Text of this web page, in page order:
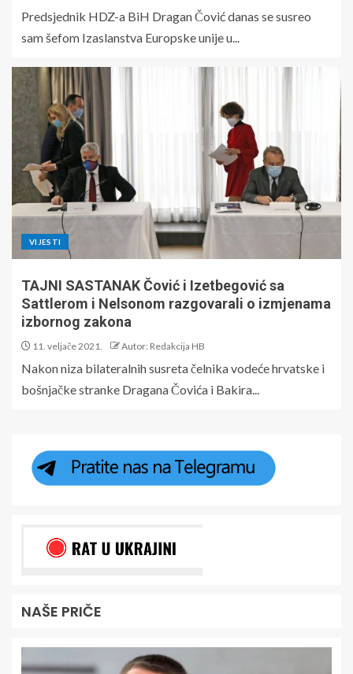
Predsjednik HDZ-a BiH Dragan Čović danas se susreo
sam šefom Izaslanstva Europske unije u...
VIJESTI
TAJNI SASTANAK Čović i Izetbegović sa
Sattlerom i Nelsonom razgovarali o izmjenama
izbornog zakona
11. veljače 2021. Autor: Redakcija HB
Nakon niza bilateralnih susreta čelnika vodeće hrvatske i
bošnjačke stranke Dragana Čovića i Bakira...
NAŠE PRIČE